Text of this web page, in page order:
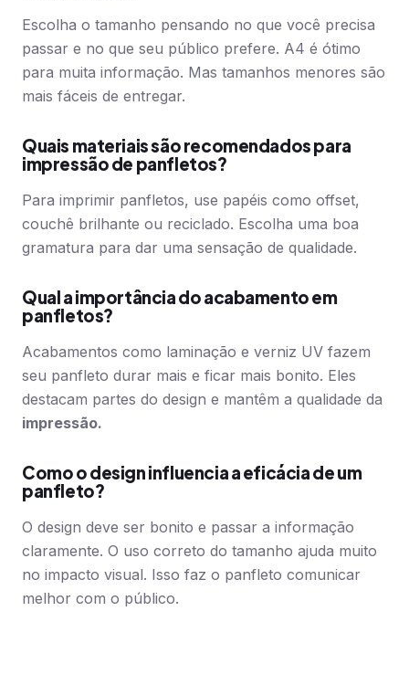
Escolha o tamanho pensando no que você precisa
passar e no que seu público prefere. A4 é ótimo
para muita informação. Mas tamanhos menores são
mais fáceis de entregar.
Quais materiais são recomendados para
impressão de panfletos?
Para imprimir panfletos, use papéis como offset,
couchê brilhante ou reciclado. Escolha uma boa
gramatura para dar uma sensação de qualidade.
Qual a importância do acabamento em
panfletos?
Acabamentos como laminação e verniz UV fazem
seu panfleto durar mais e ficar mais bonito. Eles
destacam partes do design e mantêm a qualidade da
impressão.
Como o design influencia a eficácia de um
panfleto?
O design deve ser bonito e passar a informação
claramente. O uso correto do tamanho ajuda muito
no impacto visual. Isso faz o panfleto comunicar
melhor com o público.